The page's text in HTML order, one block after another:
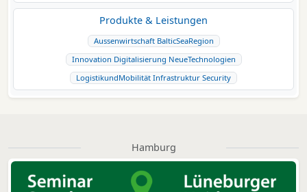
Produkte & Leistungen
Aussenwirtschaft BalticSeaRegion
Innovation Digitalisierung NeueTechnologien
LogistikundMobilität Infrastruktur Security
Hamburg